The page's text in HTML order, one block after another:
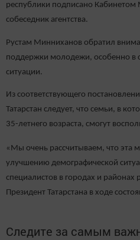
республики подписано Кабинетом
собеседник агентства.
Рустам Минниханов обратил
поддержки молодежи, особенно в
ситуации.
Из соответствующего
Татарстан следует, что семьи, в
35-летнего возраста, смогут
«Мы очень рассчитываем, что эта
улучшению демографической
специалистов в городах и районах
Президент Татарстана в ходе
Следите за самым